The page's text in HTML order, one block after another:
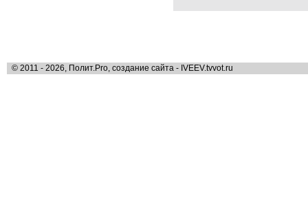
© 2011 - 2026, Полит.Pro, создание сайта - IVEEV.tvvot.ru